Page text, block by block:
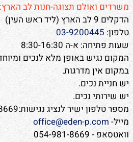
משרדים ואולם תצוגה-חנות לב הארץ:
הדקלים 9 לב הארץ (ליד ראש העין)
טלפון: 03-9200445
שעות פתיחה: א-ה 8:30-16:30
המקום נגיש באופן מלא לנכים
במקום אין מדרגות.
יש חניית נכים.
יש שירותי נכים.
מספר טלפון ישיר לנציג נגישות:0549818669
מייל- office@eden-p.com
וואטסאפ - 054-981-8669